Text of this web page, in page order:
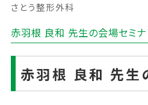
さとう整形外科
赤羽根 良和 先生の会場セミナ
赤羽根 良和 先生